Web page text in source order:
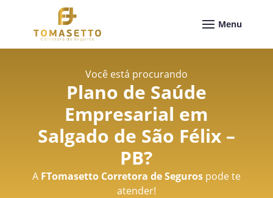
Você está procurando
Plano de Saúde
Empresarial em
Salgado de São Félix –
PB?
A FTomasetto Corretora de Segurospode te
atender!